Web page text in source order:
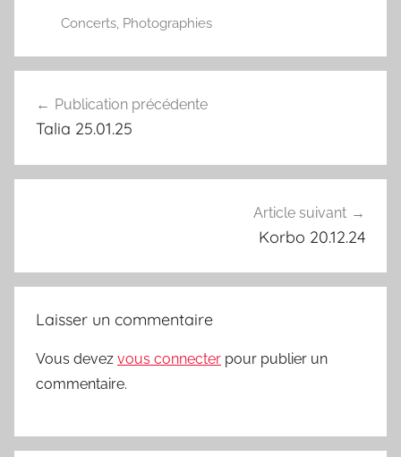
Concerts, Photographies
de
Publication précédente
Talia 25.01.25
Article suivant
Korbo 20.12.24
Laisser un commentaire
Vous devez vous connecter pour publier un
commentaire.